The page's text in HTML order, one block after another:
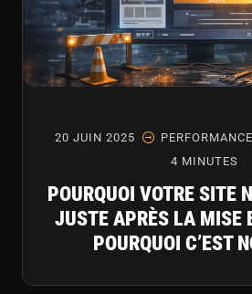
20 JUIN 2025
4 MINUTES
POURQUOI VOTRE SITE
JUSTE APRÈS LA MISE
POURQUOI C’EST